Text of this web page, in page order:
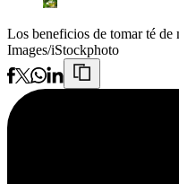
Los beneficios de tomar té de
Images/iStockphoto